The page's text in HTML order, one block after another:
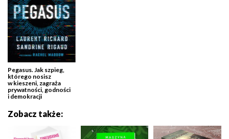
Pegasus. Jak szpieg,
którego nosisz
w kieszeni, zagraża
prywatności, godności
i demokracji
Zobacz także: